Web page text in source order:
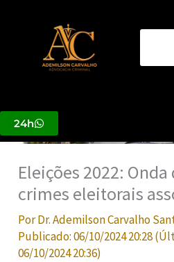
conteúdo
24h
Eleições 2022:
crimes eleitorais
PorDr. Ademilson Carvalho
Publicado:06/10/2024 20:28
06/10/2024 20:36)